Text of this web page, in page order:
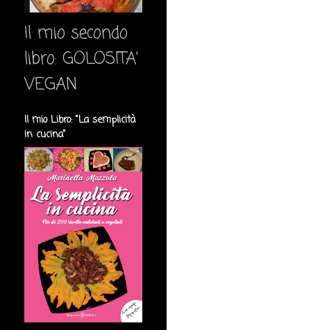
Il mio secondo
libro: GOLOSITA'
VEGAN
Il mio Libro: "La semplicità
in cucina"